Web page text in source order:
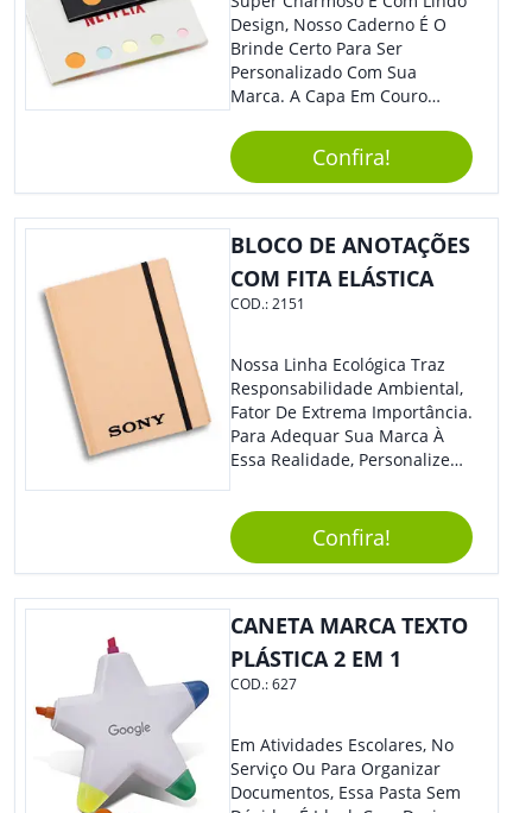
Design, Nosso Caderno É O
Brinde Certo Para Ser
Personalizado Com Sua
Marca. A Capa Em Couro
Elástico Permite Maior
Segurança Ao Carregá-Lo.
Ofereça A Seus Clientes E
Colaboradores, Sem Dúvidas
Eles Irão Adorar.
Confira!
BLOCO DE ANOTAÇÕES
COM FITA ELÁSTICA
COD.:2151
Nossa Linha Ecológica Traz
Responsabilidade Ambiental,
Fator De Extrema Importância.
Para Adequar Sua Marca À
Essa Realidade, Personalize
Anotações Com Post-It E
Caneta. Elaborado A Partir De
Material Reciclado, O Brinde
Também É Prático, Tornando-
Se Assim Excelente Para Uso
Cotidiano. Perfeito, Não É?!
Confira!
CANETA MARCA TEXTO
PLÁSTICA 2 EM 1
COD.:627
Em Atividades Escolares, No
Serviço Ou Para Organizar
Documentos, Essa Pasta Sem